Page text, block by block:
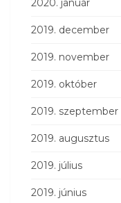
2019. december
2019. november
2019. október
2019. szeptember
2019. augusztus
2019. július
2019. június